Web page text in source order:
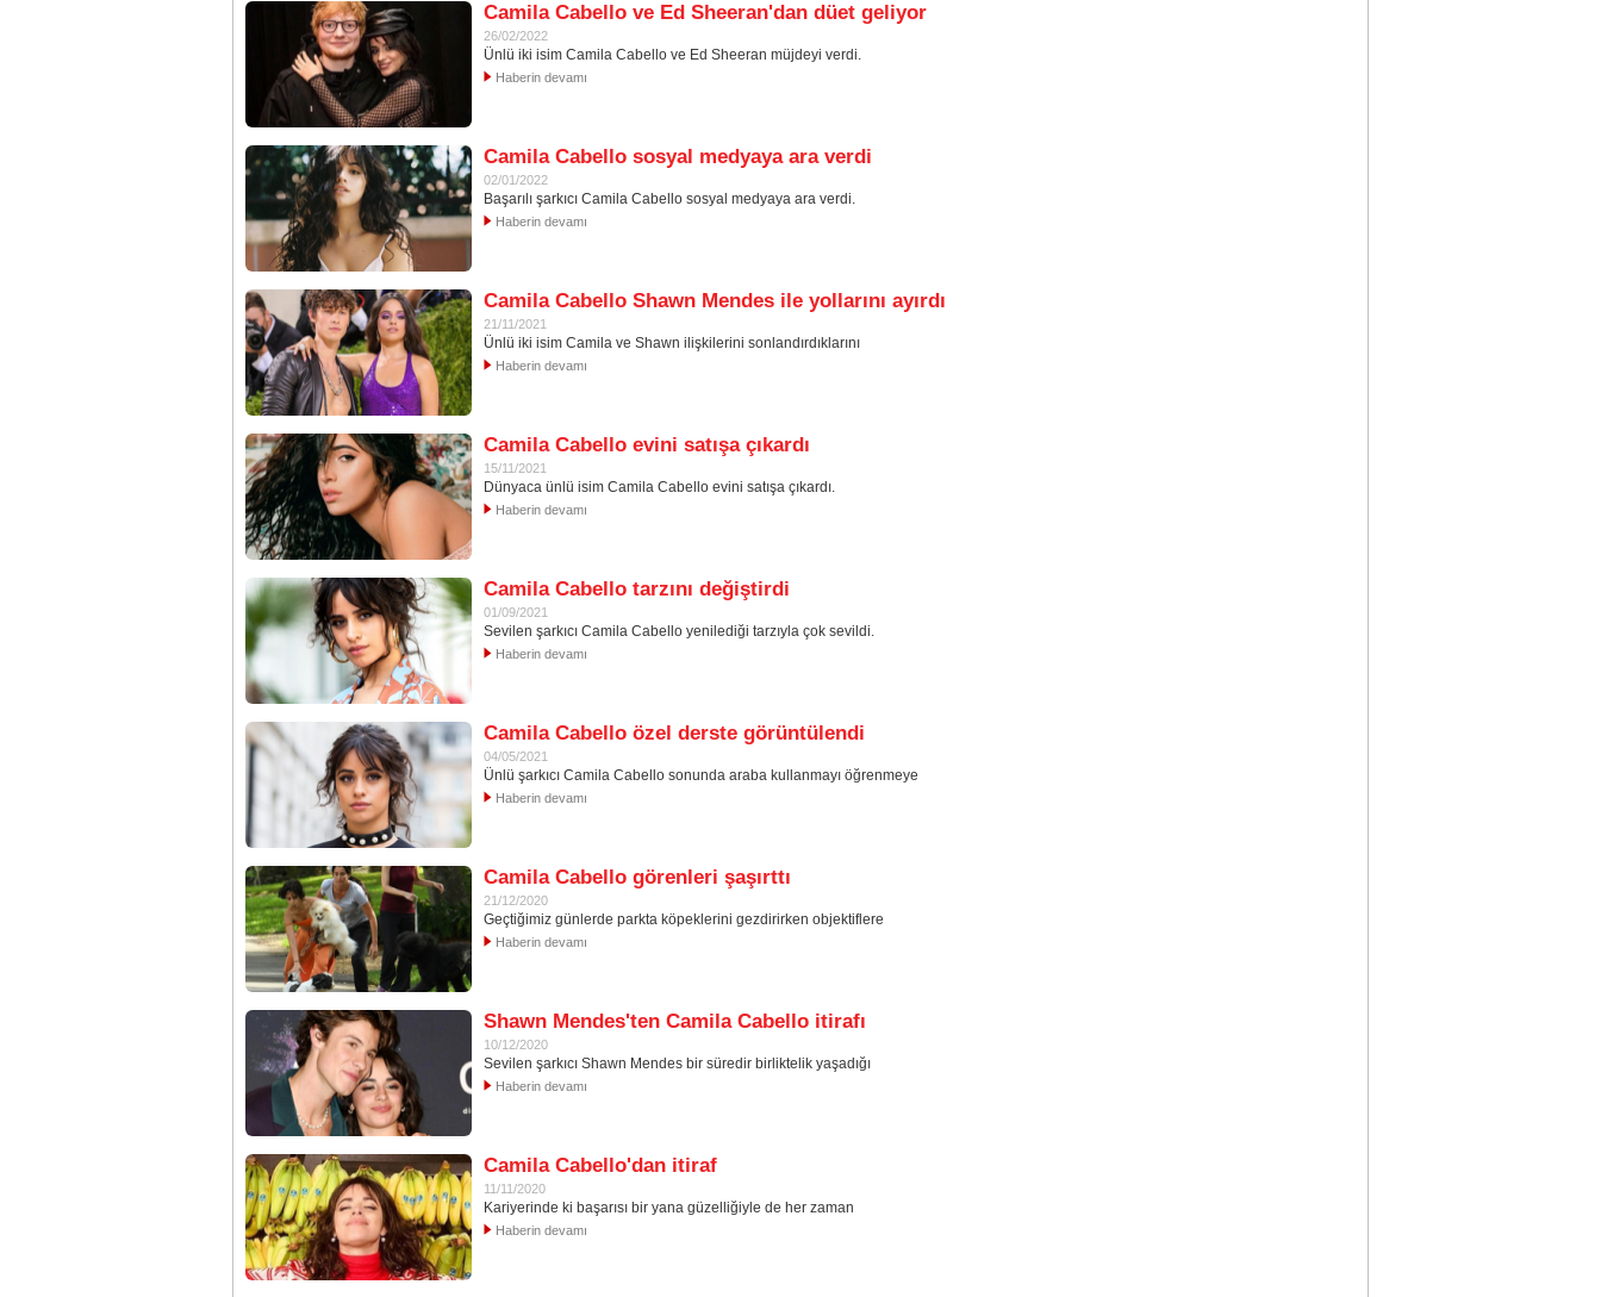
Camila Cabello ve Ed Sheeran'dan düet geliyor
26/02/2022
Ünlü iki isim Camila Cabello ve Ed Sheeran müjdeyi verdi.
Haberin devamı
Camila Cabello sosyal medyaya ara verdi
02/01/2022
Başarılı şarkıcı Camila Cabello sosyal medyaya ara verdi.
Haberin devamı
Camila Cabello Shawn Mendes ile yollarını ayırdı
21/11/2021
Ünlü iki isim Camila ve Shawn ilişkilerini sonlandırdıklarını
Haberin devamı
Camila Cabello evini satışa çıkardı
15/11/2021
Dünyaca ünlü isim Camila Cabello evini satışa çıkardı.
Haberin devamı
Camila Cabello tarzını değiştirdi
01/09/2021
Sevilen şarkıcı Camila Cabello yenilediği tarzıyla çok sevildi.
Haberin devamı
Camila Cabello özel derste görüntülendi
04/05/2021
Ünlü şarkıcı Camila Cabello sonunda araba kullanmayı öğrenmeye
Haberin devamı
Camila Cabello görenleri şaşırttı
21/12/2020
Geçtiğimiz günlerde parkta köpeklerini gezdirirken objektiflere
Haberin devamı
Shawn Mendes'ten Camila Cabello itirafı
10/12/2020
Sevilen şarkıcı Shawn Mendes bir süredir birliktelik yaşadığı
Haberin devamı
Camila Cabello'dan itiraf
11/11/2020
Kariyerinde ki başarısı bir yana güzelliğiyle de her zaman
Haberin devamı